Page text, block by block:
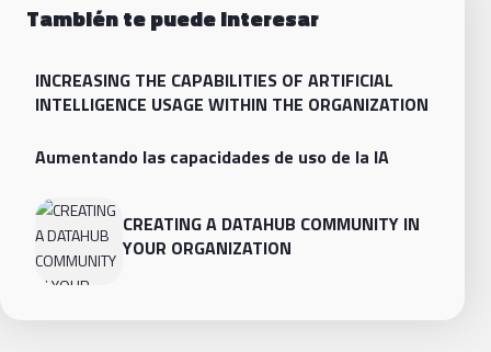
También te puede interesar
INCREASING THE CAPABILITIES OF ARTIFICIAL
INTELLIGENCE USAGE WITHIN THE ORGANIZATION
Aumentando las capacidades de uso de la IA
CREATING A DATAHUB COMMUNITY IN
YOUR ORGANIZATION